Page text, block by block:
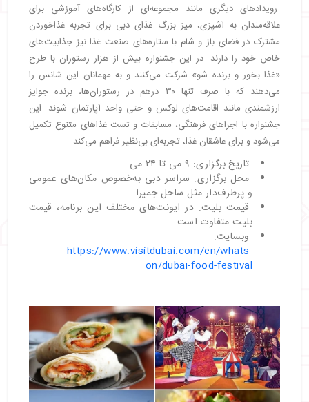
رویدادهای دیگری مانند مجموعه‌ای از کارگاه‌های آموزشی برای
علاقه‌مندان به آشپزی، میز بزرگ غذای دبی برای تجربه غذاخوردن
مشترک در فضای باز و شام با ستاره‌های صنعت غذا نیز جذابیت‌های
خاص خود را دارند. در این جشنواره بیش از هزار رستوران با طرح
«غذا بخور و برنده شو» شرکت می‌کنند و به مهمانان این شانس را
می‌دهند که با صرف تنها ۳۰ درهم در رستوران‌ها، برنده جوایز
ارزشمندی مانند اقامت‌های لوکس و حتی واحد آپارتمان شوند. این
جشنواره با اجراهای فرهنگی، مسابقات و تست غذاهای متنوع تکمیل
می‌شود و برای عاشقان غذا، تجربه‌ای بی‌نظیر فراهم می‌کند.
تاریخ برگزاری: ۹ می تا ۲۴ می
محل برگزاری: سراسر دبی به‌خصوص مکان‌های عمومی
و پرطرف‌دار مثل ساحل جمیرا
قیمت بلیت: در ایونت‌های مختلف این برنامه، قیمت
بلیت متفاوت است
وبسایت:
https://www.visitdubai.com/en/whats-
on/dubai-food-festival